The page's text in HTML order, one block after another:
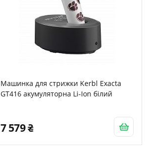
Машинка для стрижки Kerbl Exacta
GT416 акумуляторна Li-Ion білий
7 579